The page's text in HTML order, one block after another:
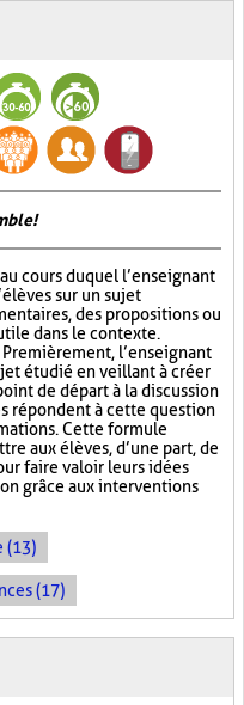
cours duquel l’enseignant
sur un sujet
des propositions ou
dans le contexte.
Premièrement, l’enseignant
étudié en veillant à créer
de départ à la discussion
répondent à cette question
Cette formule
aux élèves, d’une part, de
faire valoir leurs idées
grâce aux interventions
(13)
(17)